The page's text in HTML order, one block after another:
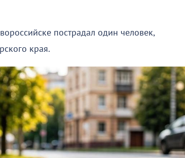
пострадал один человек,
края.